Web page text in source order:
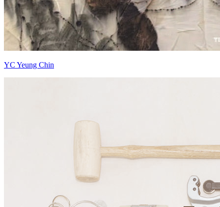
YC Yeung Chin